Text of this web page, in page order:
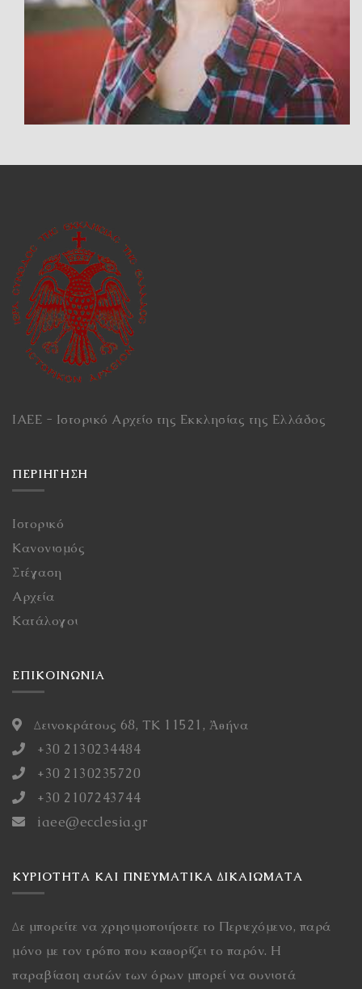
ΙΑΕΕ - Ιστορικό Αρχείο της Εκκλησίας της Ελλάδος
ΠΕΡΙΉΓΗΣΗ
Ιστορικό
Κανονισμός
Στέγαση
Αρχεία
Κατάλογοι
ΕΠΙΚΟΙΝΩΝΙΑ
Δεινοκράτους 68, ΤΚ 11521, Ἀθήνα
+30 2130234484
+30 2130235720
+30 2107243744
iaee@ecclesia.gr
ΚΥΡΙΌΤΗΤΑ ΚΑΙ ΠΝΕΥΜΑΤΙΚΆ ΔΙΚΑΙΏΜΑΤΑ
Δε μπορείτε να χρησιμοποιήσετε το Περιεχόμενο, παρά
μόνο με τον τρόπο που καθορίζει το παρόν. Η
παραβίαση αυτών των όρων μπορεί να συνιστά